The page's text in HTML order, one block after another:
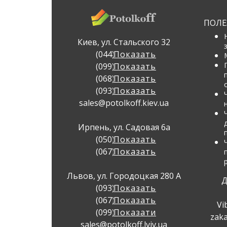
Киев, ул. Стальского 32
(044) 337 32 23
Показать
(099) 383 71 72
Показать
(068) 383 71 72
Показать
(093) 383 71 72
Показать
sales@potolkoff.kiev.ua
Ирпень, ул. Садовая 6а
(050) 397 49 79
Показать
(067) 397 49 79
Показать
Львов, ул. Городоцкая 280 А
(093) 383 22 77
Показать
(067) 383 22 77
Показать
(099) 383 22 77
Показати
sales@potolkoff.lviv.ua